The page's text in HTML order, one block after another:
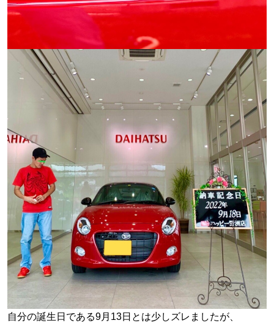
自分の誕生日である9月13日とは少しズレましたが、